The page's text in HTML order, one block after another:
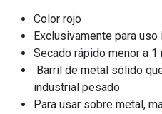
Color rojo
Exclusivamente para uso
Secado rápido menor a 1
Barril de metal sólido
industrial pesado
Para usar sobre metal,